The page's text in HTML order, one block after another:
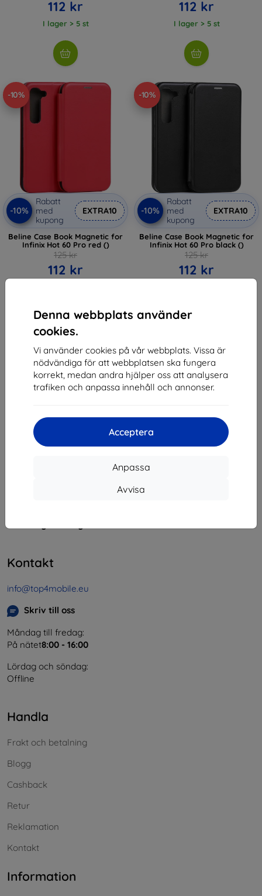
Denna webbplats använder
cookies.
Vi använder cookies på vår webbplats. Vissa är
nödvändiga för att webbplatsen ska fungera
korrekt, medan andra hjälper oss att analysera
trafiken och anpassa innehåll och annonser.
Acceptera
Anpassa
Avvisa
112 kr
I lager > 5 st
112 kr
I lager > 5 st
-10%
-10%
Rabatt
med
kupong
EXTRA10
Beline Case Book Magnetic for
Infinix Hot 60 Pro red ()
125 kr
112 kr
-10%
-10%
Rabatt
med
kupong
EXTRA10
Beline Case Book Magnetic for
Infinix Hot 60 Pro black ()
125 kr
112 kr
av totalt 4
Kontakt
info@top4mobile.eu
Skriv till oss
Måndag till fredag:
På nätet8:00 - 16:00
Lördag och söndag:
Offline
Handla
Frakt och betalning
Blogg
Cashback
Retur
Reklamation
Kontakt
Information